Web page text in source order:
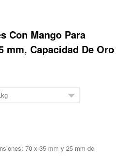
Con Mango Para
mm, Capacidad De Oro
70 x 35 mm y 25 mm de